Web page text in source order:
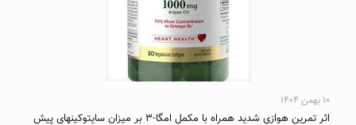
۱۰ بهمن ۱۴۰۴
اثر تمرین هوازی شدید همراه با مکمل امگا-۳ بر میزان سایتوکینهای پیش